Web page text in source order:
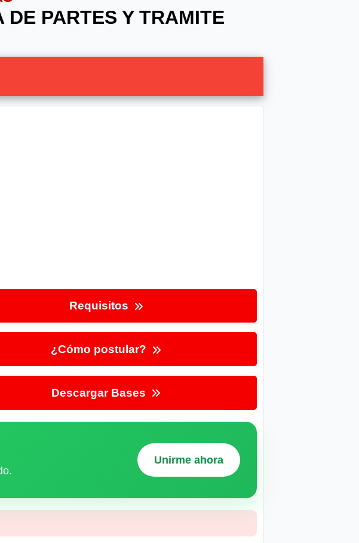
PARTES Y TRAMITE
Requisitos
¿Cómo postular?
Descargar Bases
Unirme ahora